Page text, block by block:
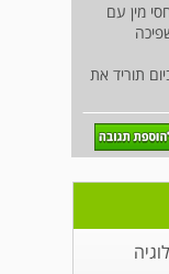
מין עם
תוריד את